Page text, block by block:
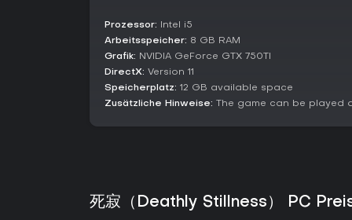
Prozessor: Intel i5
Arbeitsspeicher: 8 GB RAM
Grafik: NVIDIA GeForce GTX 750TI
DirectX: Version 11
Speicherplatz: 12 GB available space
Zusätzliche Hinweise: The game can be played
死寂（Deathly Stillness） PC